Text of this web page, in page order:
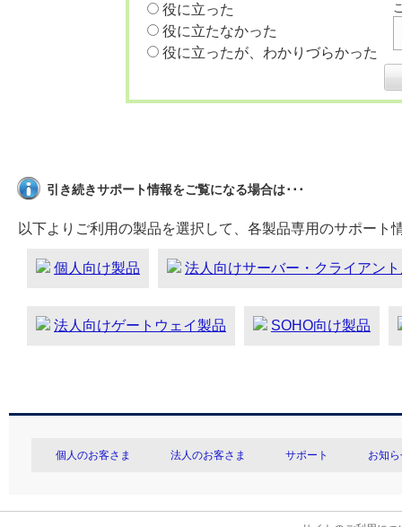
役に立った
役に立たなかった
役に立ったが、わかりづらかった
引き続きサポート情報をご覧になる場合は･･･
以下よりご利用の製品を選択して、各製品専用のサポート
個人向け製品 法人向けサーバー・クライアン
法人向けゲートウェイ製品 SOHO向け製品
個人のお客さま 法人のお客さま サポート お知